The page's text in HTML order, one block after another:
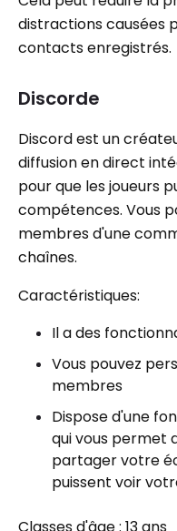
distractions causées
contacts enregistrés.
Discorde
Discord est un
diffusion en direct
pour que les joueurs
compétences. Vous
membres d'une
chaînes.
Caractéristiques:
Il a des
Vous pouvez
membres
Dispose d'une
qui vous permet
partager votre
puissent voir